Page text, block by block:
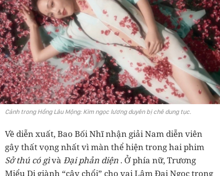
Cảnh trong Hồng Lâu Mộng: Kim ngọc lương duyên bị chê dung tục.
Về diễn xuất, Bao Bối Nhĩ nhận giải Nam diễn viên
gây thất vọng nhất vì màn thể hiện trong hai phim
Sở thú có gìvà Đại phản diện . Ở phía nữ, Trương
Miểu Di giành “cây chổi” cho vai Lâm Đại Ngọc trong